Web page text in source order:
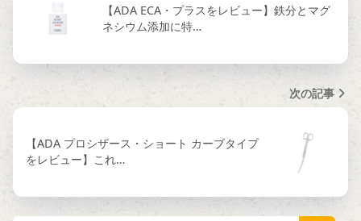
【ADA ECA・プラスをレビュー】鉄分とマグ
ネシウム添加に特…
次の記事
【ADA プロシザース・ショート カーブタイプ
をレビュー】これ…